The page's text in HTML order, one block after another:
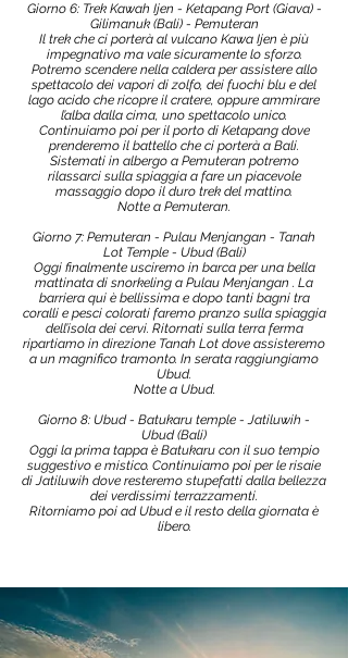
Giorno 6: Trek Kawah Ijen - Ketapang Port (Giava) -
Gilimanuk (Bali) - Pemuteran
Il trek che ci porterà al vulcano Kawa Ijen è più
impegnativo ma vale sicuramente lo sforzo.
Potremo scendere nella caldera per assistere allo
spettacolo dei vapori di zolfo, dei fuochi blu e del
lago acido che ricopre il cratere, oppure ammirare
l’alba dalla cima, uno spettacolo unico.
Continuiamo poi per il porto di Ketapang dove
prenderemo il battello che ci porterà a Bali.
Sistemati in albergo a Pemuteran potremo
rilassarci sulla spiaggia a fare un piacevole
massaggio dopo il duro trek del mattino.
Notte a Pemuteran.
Giorno 7: Pemuteran - Pulau Menjangan - Tanah
Lot Temple - Ubud (Bali)
Oggi finalmente usciremo in barca per una bella
mattinata di snorkeling a Pulau Menjangan . La
barriera qui è bellissima e dopo tanti bagni tra
coralli e pesci colorati faremo pranzo sulla spiaggia
dell’isola dei cervi. Ritornati sulla terra ferma
ripartiamo in direzione Tanah Lot dove assisteremo
a un magnifico tramonto. In serata raggiungiamo
Ubud.
Notte a Ubud.
Giorno 8: Ubud - Batukaru temple - Jatiluwih -
Ubud (Bali)
Oggi la prima tappa è Batukaru con il suo tempio
suggestivo e mistico. Continuiamo poi per le risaie
di Jatiluwih dove resteremo stupefatti dalla bellezza
dei verdissimi terrazzamenti.
Ritorniamo poi ad Ubud e il resto della giornata è
libero.